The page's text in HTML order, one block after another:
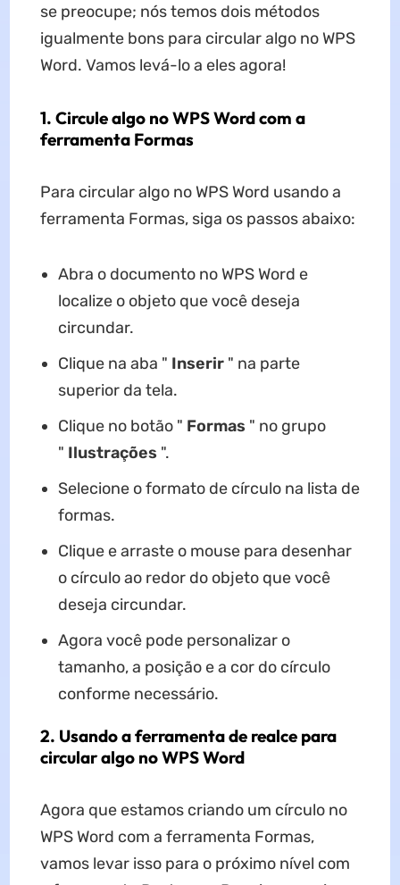
se preocupe; nós temos dois métodos
igualmente bons para circular algo no WPS
Word. Vamos levá-lo a eles agora!
1. Circule algo no WPS Word com a
ferramenta Formas
Para circular algo no WPS Word usando a
ferramenta Formas, siga os passos abaixo:
Abra o documento no WPS Word e
localize o objeto que você deseja
circundar.
Clique na aba " Inserir" na parte
superior da tela.
Clique no botão " Formas " no grupo
" Ilustrações ".
Selecione o formato de círculo na lista de
formas.
Clique e arraste o mouse para desenhar
o círculo ao redor do objeto que você
deseja circundar.
Agora você pode personalizar o
tamanho, a posição e a cor do círculo
conforme necessário.
2. Usando a ferramenta de realce para
circular algo no WPS Word
Agora que estamos criando um círculo no
WPS Word com a ferramenta Formas,
vamos levar isso para o próximo nível com